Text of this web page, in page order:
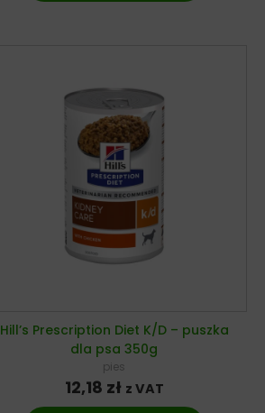
Hill’s Prescription Diet K/D – puszka
dla psa 350g
pies
12,18 zł z VAT